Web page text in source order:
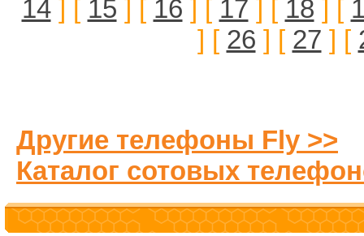
14] [ 15 ] [ 16 ] [ 17 ] [ 18 ] [
] [ 26 ] [ 27 ] [
Другие телефоны Fly >>
Каталог сотовых